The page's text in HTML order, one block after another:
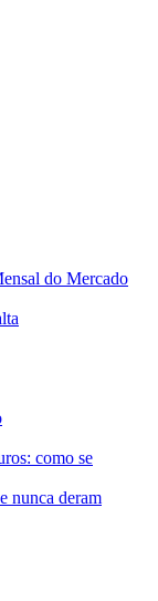
do Mercado
como se
nunca deram